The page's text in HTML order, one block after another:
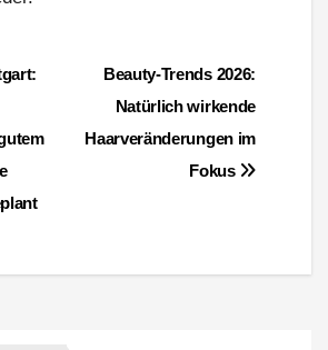
Beauty-Trends 2026:
Natürlich wirkende
Haarveränderungen im
Fokus